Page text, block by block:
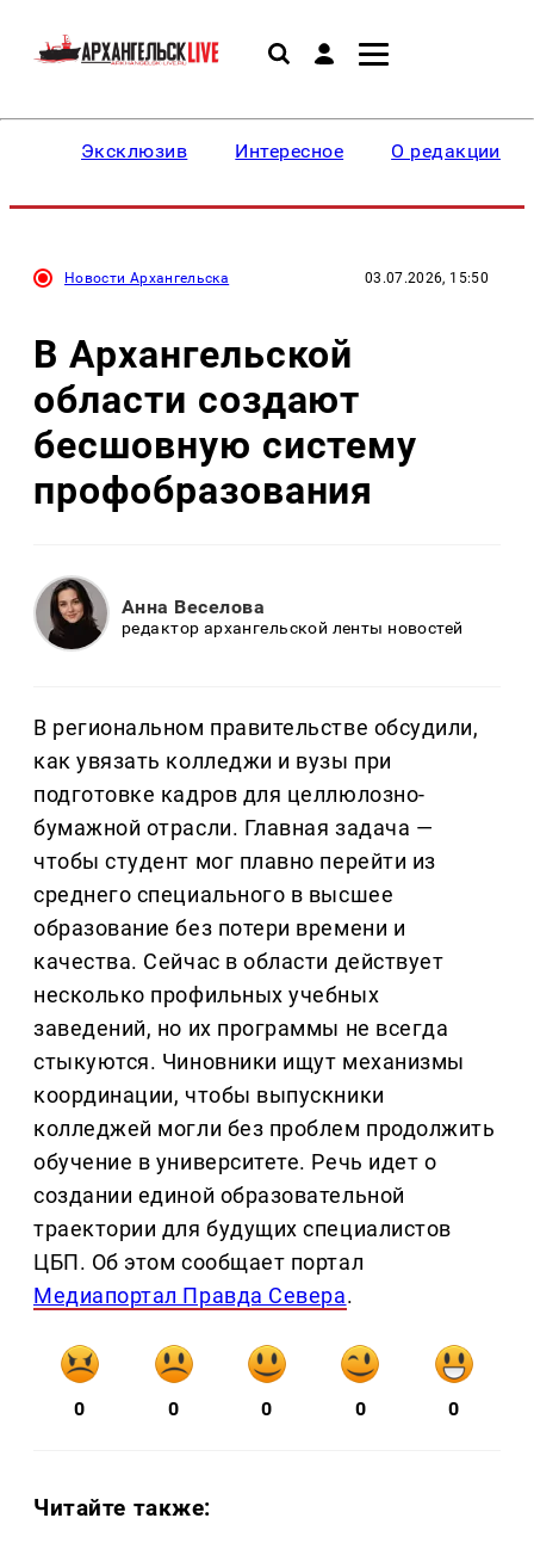
Эксклюзив Интересное О редакции
Новости Архангельска 03.07.2026, 15:50
В Архангельской
области создают
бесшовную систему
профобразования
Анна Веселова
редактор архангельской ленты новостей
В региональном правительстве обсудили,
как увязать колледжи и вузы при
подготовке кадров для целлюлозно-
бумажной отрасли. Главная задача —
чтобы студент мог плавно перейти из
среднего специального в высшее
образование без потери времени и
качества. Сейчас в области действует
несколько профильных учебных
заведений, но их программы не всегда
стыкуются. Чиновники ищут механизмы
координации, чтобы выпускники
колледжей могли без проблем продолжить
обучение в университете. Речь идет о
создании единой образовательной
траектории для будущих специалистов
ЦБП. Об этом сообщает портал
Медиапортал Правда Севера.
0 0 0 0 0
Читайте также: